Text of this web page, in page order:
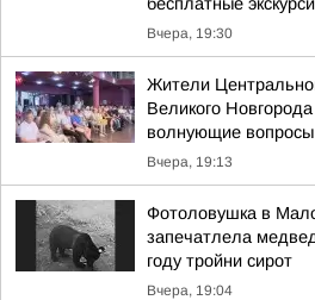
Вчера, 19:30
Жители
Великого
волнующие вопросы
Вчера, 19:13
Фотоловушка в
запечатлела
году тройни сирот
Вчера, 19:04